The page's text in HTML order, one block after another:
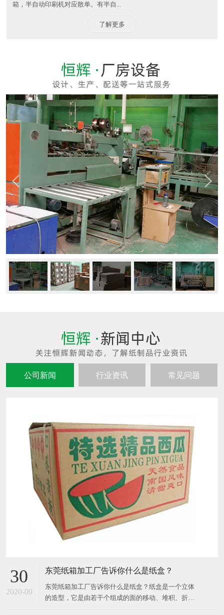
箱，半自动印刷机对应散单。有半自...
了解更多
公司新闻 行业资讯 常见问题
30
2020-09
东莞纸箱加工厂告诉你什么是纸盒？
东莞纸箱加工厂告诉你什么是纸盒？纸盒是一个立体
的造型，它是由若干个组成的面的移动、堆积、折